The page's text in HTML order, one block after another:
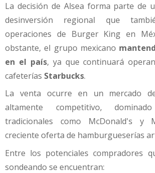
La decisión de Alsea forma parte de
desinversión regional que
operaciones de Burger King en
obstante, el grupo mexicano
en el país, ya que continuará
cafeterías Starbucks.
La venta ocurre en un mercado
altamente competitivo,
tradicionales como McDonald's y
creciente oferta de hamburgueserías
Entre los potenciales compradores
sondeando se encuentran: